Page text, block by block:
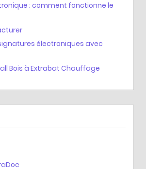
: comment fonctionne le
électroniques avec
Bois à Extrabat Chauffage